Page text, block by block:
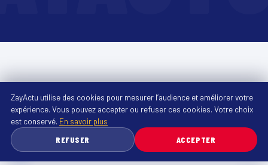
ZayActu utilise des cookies pour mesurer l’audience et améliorer votre
expérience. Vous pouvez accepter ou refuser ces cookies. Votre choix
est conservé. En savoir plus
REFUSER
ACCEPTER